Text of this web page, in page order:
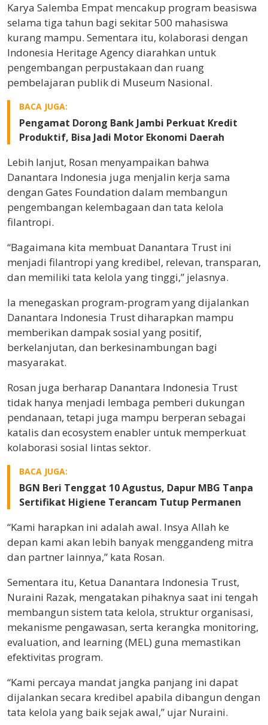
Karya Salemba Empat mencakup program beasiswa
selama tiga tahun bagi sekitar 500 mahasiswa
kurang mampu. Sementara itu, kolaborasi dengan
Indonesia Heritage Agency diarahkan untuk
pengembangan perpustakaan dan ruang
pembelajaran publik di Museum Nasional.
BACA JUGA:
Pengamat Dorong Bank Jambi Perkuat Kredit
Produktif, Bisa Jadi Motor Ekonomi Daerah
Lebih lanjut, Rosan menyampaikan bahwa
Danantara Indonesia juga menjalin kerja sama
dengan Gates Foundation dalam membangun
pengembangan kelembagaan dan tata kelola
filantropi.
“Bagaimana kita membuat Danantara Trust ini
menjadi filantropi yang kredibel, relevan, transparan,
dan memiliki tata kelola yang tinggi,” jelasnya.
Ia menegaskan program-program yang dijalankan
Danantara Indonesia Trust diharapkan mampu
memberikan dampak sosial yang positif,
berkelanjutan, dan berkesinambungan bagi
masyarakat.
Rosan juga berharap Danantara Indonesia Trust
tidak hanya menjadi lembaga pemberi dukungan
pendanaan, tetapi juga mampu berperan sebagai
katalis dan ecosystem enabler untuk memperkuat
kolaborasi sosial lintas sektor.
BACA JUGA:
BGN Beri Tenggat 10 Agustus, Dapur MBG Tanpa
Sertifikat Higiene Terancam Tutup Permanen
“Kami harapkan ini adalah awal. Insya Allah ke
depan kami akan lebih banyak menggandeng mitra
dan partner lainnya,” kata Rosan.
Sementara itu, Ketua Danantara Indonesia Trust,
Nuraini Razak, mengatakan pihaknya saat ini tengah
membangun sistem tata kelola, struktur organisasi,
mekanisme pengawasan, serta kerangka monitoring,
evaluation, and learning (MEL) guna memastikan
efektivitas program.
“Kami percaya mandat jangka panjang ini dapat
dijalankan secara kredibel apabila dibangun dengan
tata kelola yang baik sejak awal,” ujar Nuraini.